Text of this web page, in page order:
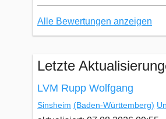
Alle Bewertungen anzeigen
Letzte
LVM Rupp Wolfgang
Sinsheim (Baden-Württemberg)